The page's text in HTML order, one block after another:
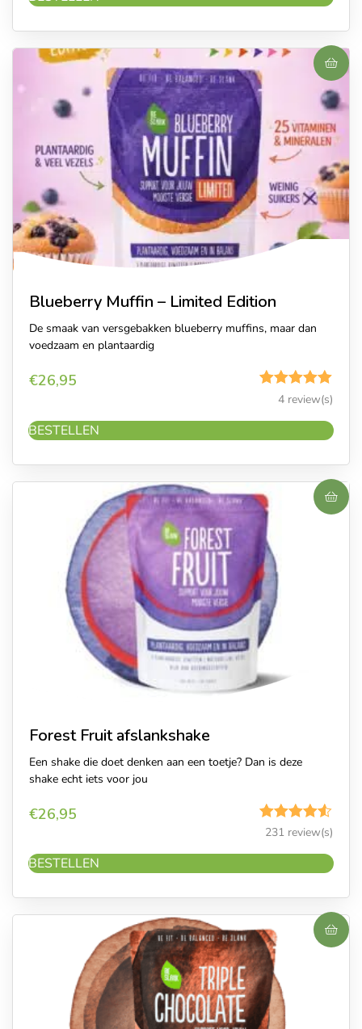
Blueberry Muffin – Limited Edition
De smaak van versgebakken blueberry muffins, maar dan
voedzaam en plantaardig
€26,95
Gewaardeerd
5.00
uit 5
4 review(s)
BESTELLEN
Forest Fruit afslankshake
Een shake die doet denken aan een toetje? Dan is deze
shake echt iets voor jou
€26,95
Gewaardeerd
4.50
uit 5
231 review(s)
BESTELLEN